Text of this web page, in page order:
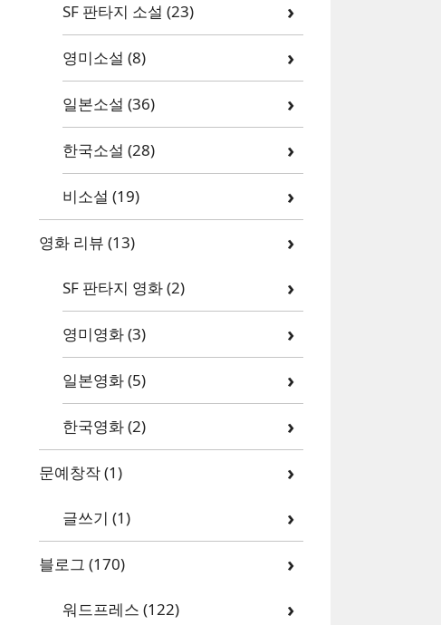
SF 판타지 소설 (23)
영미소설 (8)
일본소설 (36)
한국소설 (28)
비소설 (19)
영화 리뷰 (13)
SF 판타지 영화(2)
영미영화(3)
일본영화(5)
한국영화(2)
문예창작(1)
글쓰기 (1)
블로그 (170)
워드프레스 (122)